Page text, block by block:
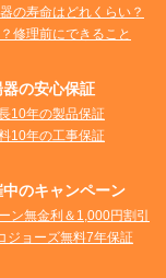
の寿命はどれくらい？
修理前にできること
器の安心保証
10年の製品保証
10年の工事保証
中のキャンペーン
ン無金利＆1,000円割引
ジョーズ無料7年保証